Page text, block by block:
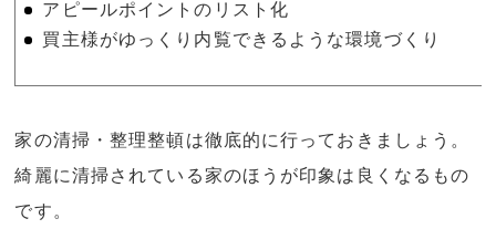
アピールポイントのリスト化
買主様がゆっくり内覧できるような環境づくり
家の清掃・整理整頓は徹底的に行っておきましょう。
綺麗に清掃されている家のほうが印象は良くなるもの
です。